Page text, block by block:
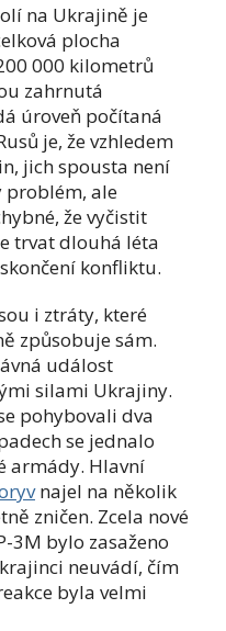
na Ukrajině je
plocha
000 kilometrů
zahrnutá
úroveň počítaná
je, že vzhledem
jich spousta není
problém, ale
že vyčistit
trvat dlouhá léta
konfliktu.
i ztráty, které
způsobuje sám.
událost
silami Ukrajiny.
pohybovali dva
se jednalo
armády. Hlavní
najel na několik
zničen. Zcela nové
3M bylo zasaženo
neuvádí, čím
byla velmi